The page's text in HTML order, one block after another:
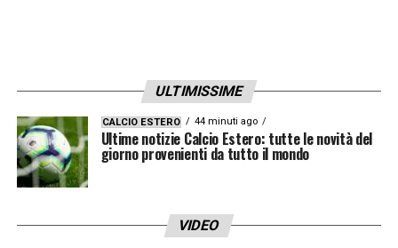
ULTIMISSIME
CALCIO ESTERO 44 minuti ago
Ultime notizie Calcio Estero: tutte le novità del
giorno provenienti da tutto il mondo
VIDEO